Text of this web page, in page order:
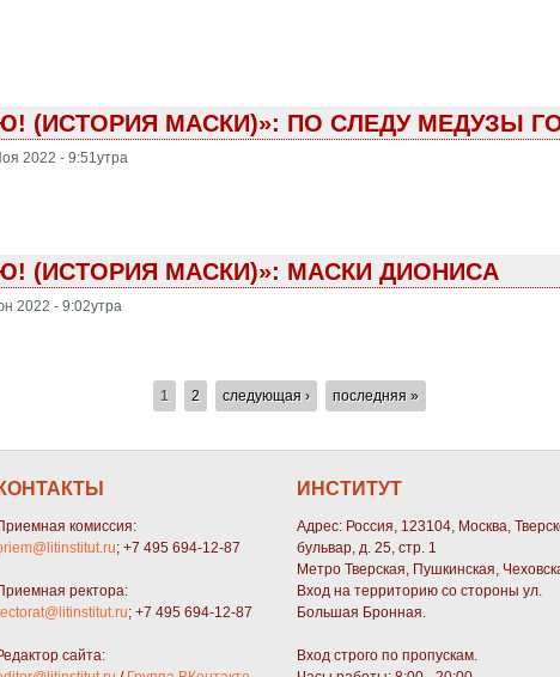
(ИСТОРИЯ МАСКИ)»: ПО СЛЕДУ МЕДУЗЫ
2022 - 9:51утра
(ИСТОРИЯ МАСКИ)»: МАСКИ ДИОНИСА
2022 - 9:02утра
1 2 следующая › последняя »
КОНТАКТЫ
комиссия:
; +7 495 694-12-87
ректора:
; +7 495 694-12-87
сайта:
ИНСТИТУТ
Адрес: Россия, 123104, Москва,
бульвар, д. 25, стр. 1
Метро Тверская, Пушкинская,
Вход на территорию со стороны ул.
Большая Бронная.
Вход строго по пропускам.